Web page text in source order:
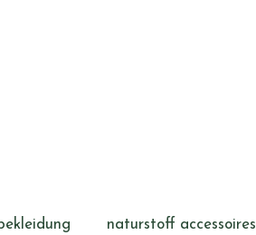
naturstoff accessoires